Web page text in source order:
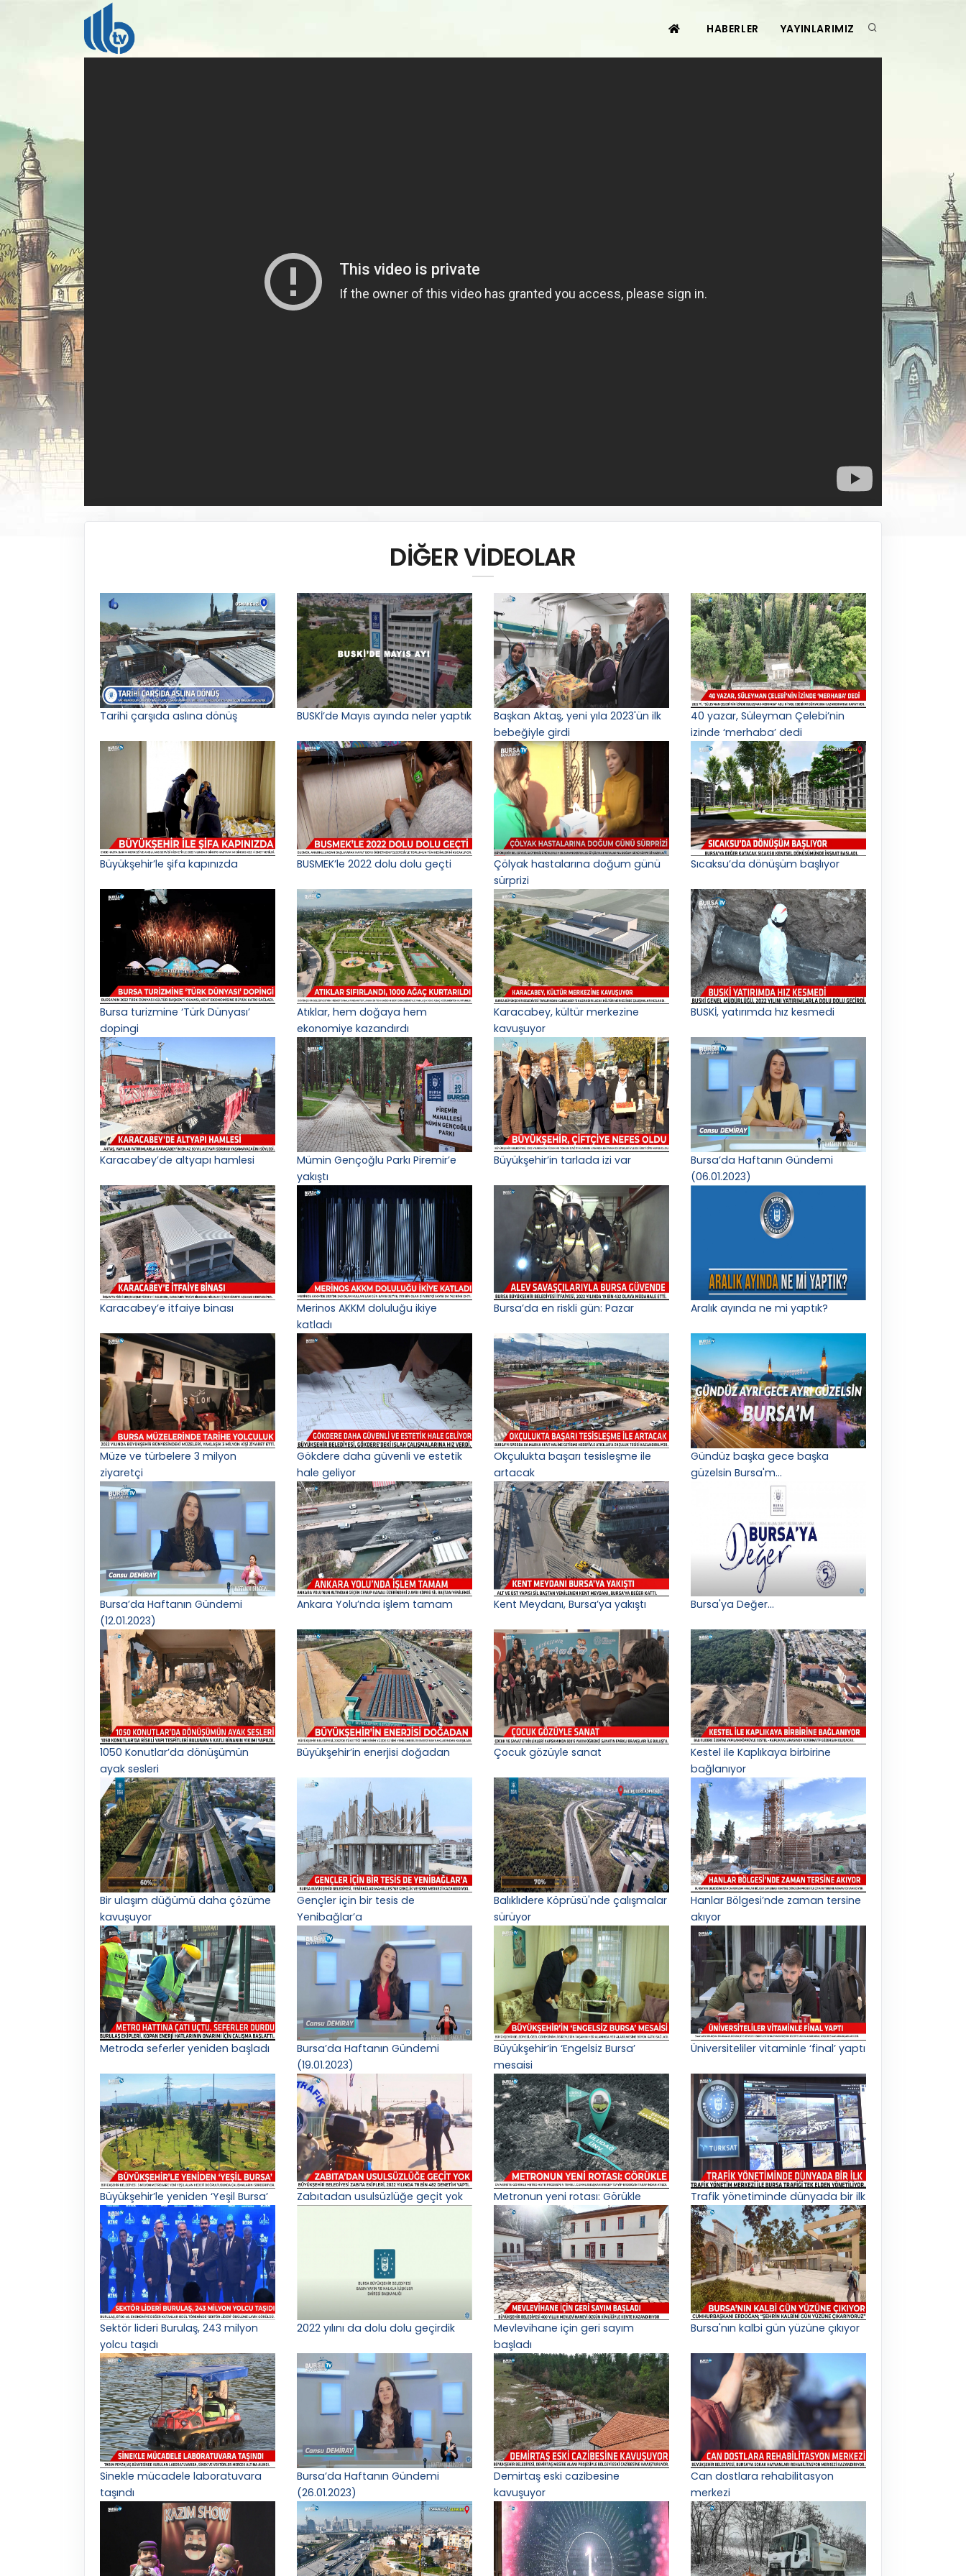
HABERLER YAYINLARIMIZ
DİĞER VİDEOLAR
Tarihi çarşıda aslına dönüş BUSKİ’de Mayıs ayında neler yaptık
Başkan Aktaş, yeni yıla 2023'ün ilk
bebeğiyle girdi
40 yazar, Süleyman Çelebi’nin
izinde ‘merhaba’ dedi
Büyükşehir’le şifa kapınızda BUSMEK’le 2022 dolu dolu geçti
Çölyak hastalarına doğum günü
sürprizi
Sıcaksu’da dönüşüm başlıyor
Bursa turizmine ‘Türk Dünyası’
dopingi
Atıklar, hem doğaya hem
ekonomiye kazandırdı
Karacabey, kültür merkezine
kavuşuyor
BUSKİ, yatırımda hız kesmedi
Karacabey’de altyapı hamlesi
Mümin Gençoğlu Parkı Piremir’e
yakıştı
Büyükşehir’in tarlada izi var
Bursa’da Haftanın Gündemi
(06.01.2023)
Karacabey’e itfaiye binası
Merinos AKKM doluluğu ikiye
katladı
Bursa’da en riskli gün: Pazar Aralık ayında ne mi yaptık?
Müze ve türbelere 3 milyon
ziyaretçi
Gökdere daha güvenli ve estetik
hale geliyor
Okçulukta başarı tesisleşme ile
artacak
Gündüz başka gece başka
güzelsin Bursa'm...
Bursa’da Haftanın Gündemi
(12.01.2023)
Ankara Yolu’nda işlem tamam Kent Meydanı, Bursa’ya yakıştı Bursa'ya Değer...
1050 Konutlar’da dönüşümün
ayak sesleri
Büyükşehir’in enerjisi doğadan Çocuk gözüyle sanat
Kestel ile Kaplıkaya birbirine
bağlanıyor
Bir ulaşım düğümü daha çözüme
kavuşuyor
Gençler için bir tesis de
Yenibağlar’a
Balıklıdere Köprüsü'nde çalışmalar
sürüyor
Hanlar Bölgesi’nde zaman tersine
akıyor
Metroda seferler yeniden başladı
Bursa’da Haftanın Gündemi
(19.01.2023)
Büyükşehir’in ‘Engelsiz Bursa’
mesaisi
Üniversiteliler vitaminle ‘final’ yaptı
Büyükşehir’le yeniden ‘Yeşil Bursa’ Zabıtadan usulsüzlüğe geçit yok Metronun yeni rotası: Görükle Trafik yönetiminde dünyada bir ilk
Sektör lideri Burulaş, 243 milyon
yolcu taşıdı
2022 yılını da dolu dolu geçirdik
Mevlevihane için geri sayım
başladı
Bursa'nın kalbi gün yüzüne çıkıyor
Sinekle mücadele laboratuvara
taşındı
Bursa’da Haftanın Gündemi
(26.01.2023)
Demirtaş eski cazibesine
kavuşuyor
Can dostlara rehabilitasyon
merkezi